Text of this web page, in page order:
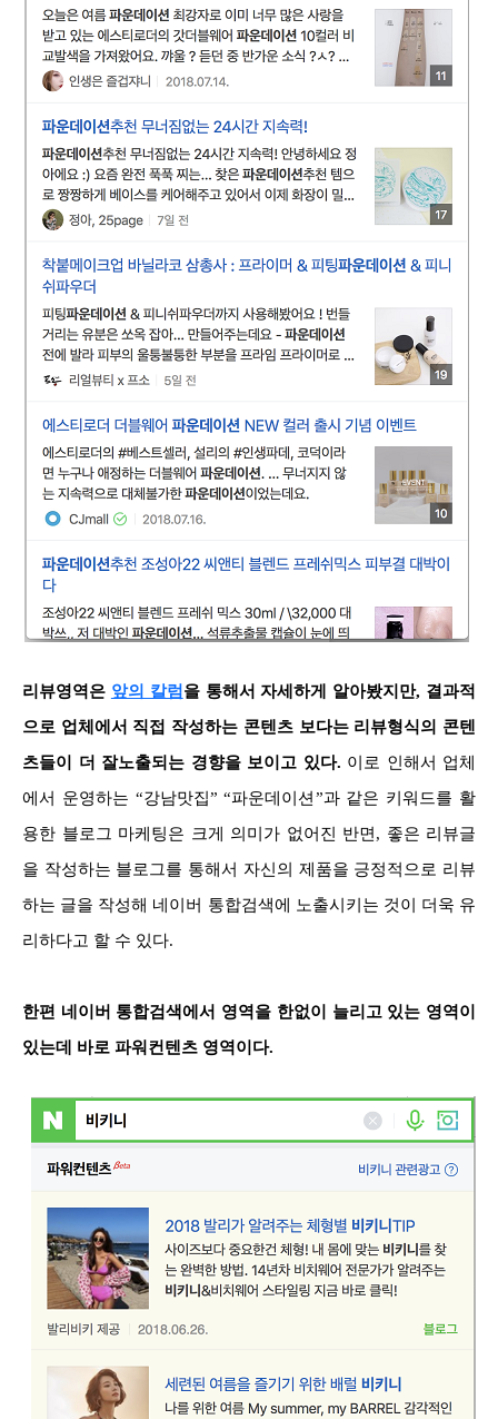
리뷰영역은 앞의 칼럼을 통해서자세하게 알아봤지만, 결과적
으로 업체에서 직접 작성하는 콘텐츠 보다는 리뷰형식의 콘텐
츠들이 더 잘노출되는 경향을 보이고 있다. 이로 인해서 업체
에서 운영하는 “강남맛집” “파운데이션”과 같은 키워드를 활
용한 블로그 마케팅은 크게 의미가 없어진 반면, 좋은 리뷰글
을 작성하는 블로그를 통해서 자신의 제품을 긍정적으로 리뷰
하는 글을 작성해 네이버 통합검색에 노출시키는 것이 더욱 유
리하다고 할 수 있다.
한편 네이버 통합검색에서 영역을 한없이 늘리고 있는 영역이
있는데 바로 파워컨텐츠 영역이다.